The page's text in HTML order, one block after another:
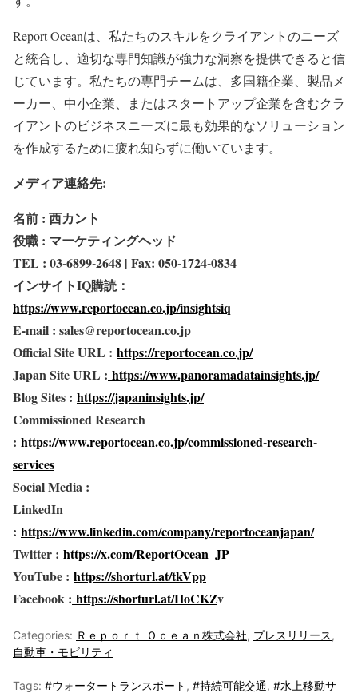
Report Oceanは、私たちのスキルをクライアントのニーズ
と統合し、適切な専門知識が強力な洞察を提供できると信
じています。私たちの専門チームは、多国籍企業、製品メ
ーカー、中小企業、またはスタートアップ企業を含むクラ
イアントのビジネスニーズに最も効果的なソリューション
を作成するために疲れ知らずに働いています。
メディア連絡先:
名前 : 西カント
役職 : マーケティングヘッド
TEL : 03-6899-2648 | Fax: 050-1724-0834
インサイトIQ購読：
https://www.reportocean.co.jp/insightsiq
E-mail : sales@reportocean.co.jp
Official Site URL : https://reportocean.co.jp/
Japan Site URL : https://www.panoramadatainsights.jp/
Blog Sites : https://japaninsights.jp/
Commissioned Research
: https://www.reportocean.co.jp/commissioned-research-
services
Social Media :
LinkedIn
: https://www.linkedin.com/company/reportoceanjapan/
Twitter : https://x.com/ReportOcean_JP
YouTube : https://shorturl.at/tkVpp
Facebook : https://shorturl.at/HoCKZv
Categories: Ｒｅｐｏｒｔ Ｏｃｅａｎ株式会社, プレスリリース,
自動車・モビリティ
Tags: #ウォータートランスポート , #持続可能交通, #水上移動サ